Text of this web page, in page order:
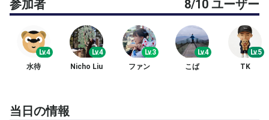
13:30～14:10 球出し練習
14:10～14:40 ダブルスゲーム
練習(15時からのイベントの人と一緒に)
参加者 8/10 ユーザー
Lv.4
水待
Lv.4
Nicho Liu
Lv.3
ファン
Lv.4
こば
Lv.5
TK
当日の情報